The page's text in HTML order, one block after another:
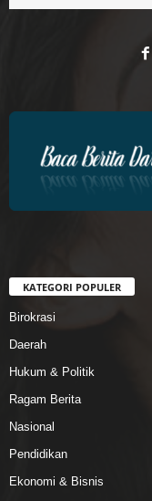
KATEGORI POPULER
Birokrasi
Daerah
Hukum & Politik
Ragam Berita
Nasional
Pendidikan
Ekonomi & Bisnis